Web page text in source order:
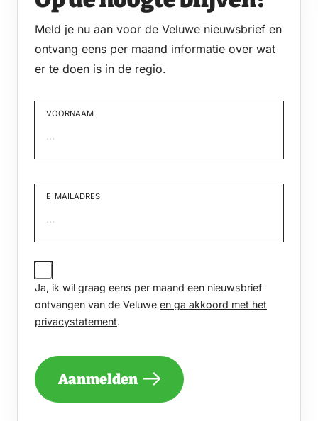
Meld je nu aan voor de Veluwe nieuwsbrief en
ontvang eens per maand informatie over wat
er te doen is in de regio.
VOORNAAM
E-MAILADRES
JA,
IK
WIL
GRAAG
PER
EEN
ONTVANGEN
Ja, ik wil graag eens per maand een nieuwsbrief
ontvangen van de Veluwe en ga akkoord met het
privacystatement.
Aanmelden